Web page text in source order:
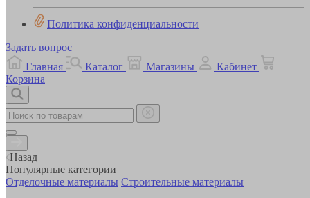
Политика конфиденциальности
Задать вопрос
Главная
Каталог Магазины
Кабинет
Корзина
Назад
Популярные категории
Отделочные материалы Строительные материалы